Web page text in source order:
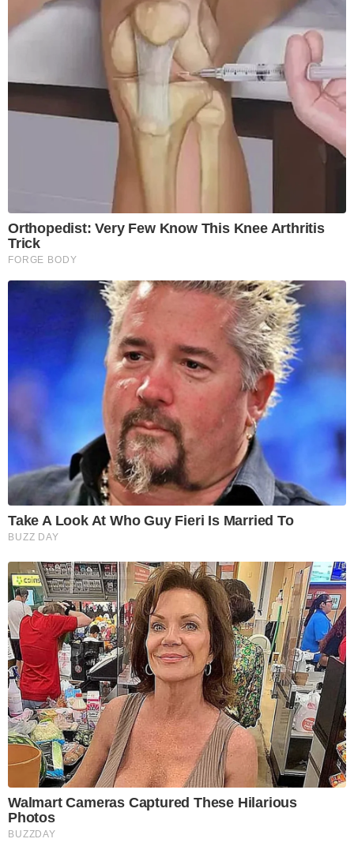
Orthopedist: Very Few Know This Knee Arthritis
Trick
FORGE BODY
Take A Look At Who Guy Fieri Is Married To
BUZZ DAY
Walmart Cameras Captured These Hilarious
Photos
BUZZDAY